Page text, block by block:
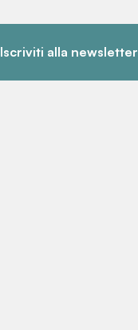
Iscriviti alla newsletter